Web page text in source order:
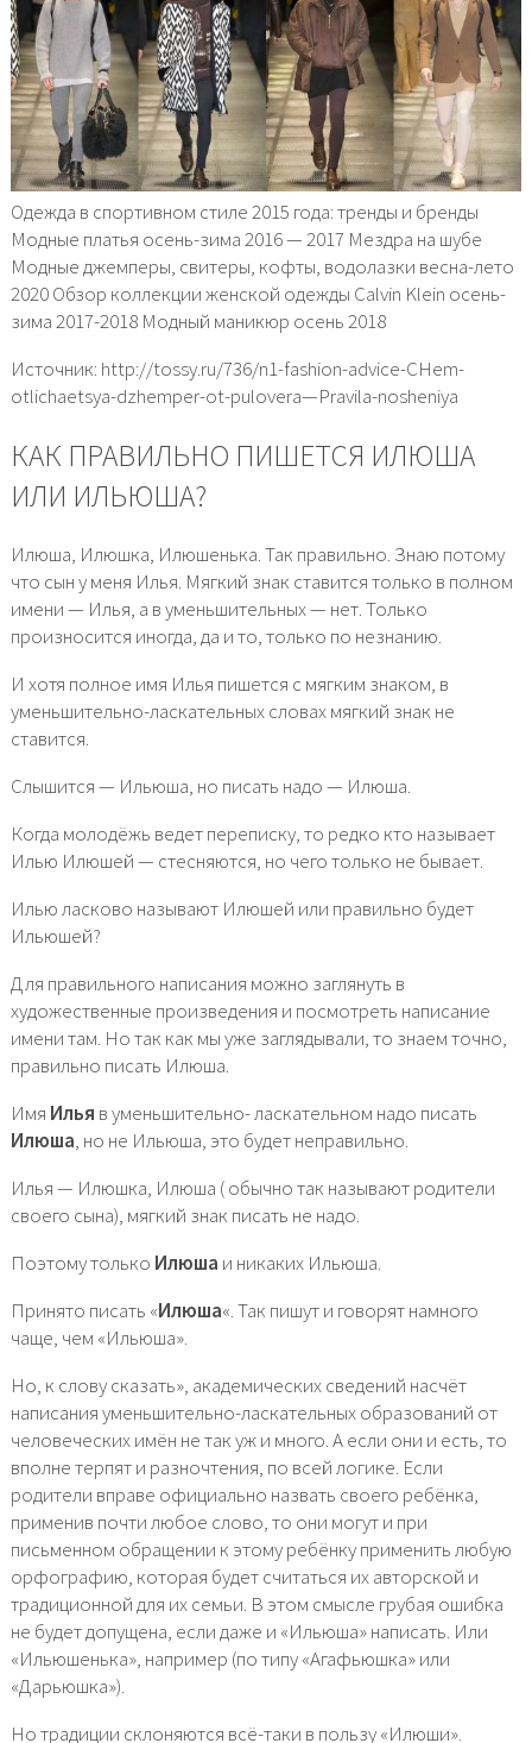
Одежда в спортивном стиле 2015 года: тренды и бренды
Модные платья осень-зима 2016 — 2017 Мездра на шубе
Модные джемперы, свитеры, кофты, водолазки весна-лето
2020 Обзор коллекции женской одежды Calvin Klein осень-
зима 2017-2018 Модный маникюр осень 2018
Источник: http://tossy.ru/736/n1-fashion-advice-CHem-
otlichaetsya-dzhemper-ot-pulovera—Pravila-nosheniya
КАК ПРАВИЛЬНО ПИШЕТСЯ ИЛЮША
ИЛИ ИЛЬЮША?
Илюша, Илюшка, Илюшенька. Так правильно. Знаю потому
что сын у меня Илья. Мягкий знак ставится только в полном
имени — Илья, а в уменьшительных — нет. Только
произносится иногда, да и то, только по незнанию.
И хотя полное имя Илья пишется с мягким знаком, в
уменьшительно-ласкательных словах мягкий знак не
ставится.
Слышится — Ильюша, но писать надо — Илюша.
Когда молодёжь ведет переписку, то редко кто называет
Илью Илюшей — стесняются, но чего только не бывает.
Илью ласково называют Илюшей или правильно будет
Ильюшей?
Для правильного написания можно заглянуть в
художественные произведения и посмотреть написание
имени там. Но так как мы уже заглядывали, то знаем точно,
правильно писать Илюша.
Имя Илья в уменьшительно- ласкательном надо писать
Илюша, но не Ильюша, это будет неправильно.
Илья — Илюшка, Илюша ( обычно так называют родители
своего сына), мягкий знак писать не надо.
Поэтому только Илюша и никаких Ильюша.
Принято писать «Илюша«. Так пишут и говорят намного
чаще, чем «Ильюша».
Но, к слову сказать», академических сведений насчёт
написания уменьшительно-ласкательных образований от
человеческих имён не так уж и много. А если они и есть, то
вполне терпят и разночтения, по всей логике. Если
родители вправе официально назвать своего ребёнка,
применив почти любое слово, то они могут и при
письменном обращении к этому ребёнку применить любую
орфографию, которая будет считаться их авторской и
традиционной для их семьи. В этом смысле грубая ошибка
не будет допущена, если даже и «Ильюша» написать. Или
«Ильюшенька», например (по типу «Агафьюшка» или
«Дарьюшка»).
Но традиции склоняются всё-таки в пользу «Илюши».